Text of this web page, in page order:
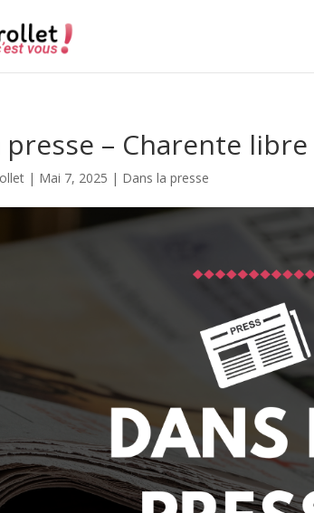
presse – Charente
| Mai 7, 2025 | Dans la presse